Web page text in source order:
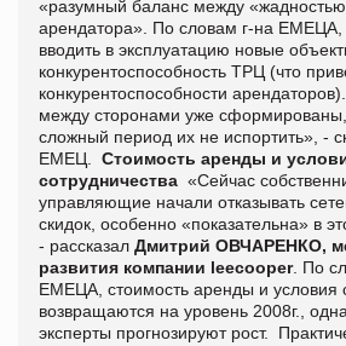
«разумный баланс между
арендатора». По словам г-на
вводить в эксплуатацию новые
конкурентоспособность ТРЦ (что
конкурентоспособности
между сторонами уже
сложный период их не испортить», -
ЕМЕЦ. Стоимость аренды и
сотрудничества «Сейчас
управляющие начали отказывать
скидок, особенно «показательна» в
- рассказал Дмитрий ОВЧАРЕНКО,
развития компании leecooper. По
ЕМЕЦА, стоимость аренды и условия
возвращаются на уровень 2008г.,
эксперты прогнозируют рост.